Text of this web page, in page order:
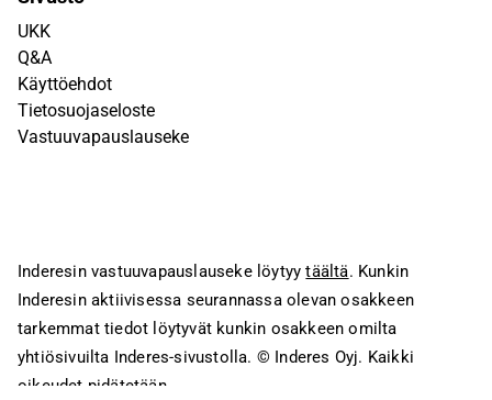
UKK
Q&A
Käyttöehdot
Tietosuojaseloste
Vastuuvapauslauseke
Inderesin vastuuvapauslauseke löytyytäältä. Kunkin
Inderesin aktiivisessa seurannassa olevan osakkeen
tarkemmat tiedot löytyvät kunkin osakkeen omilta
yhtiösivuilta Inderes-sivustolla. © Inderes Oyj. Kaikki
oikeudet pidätetään.